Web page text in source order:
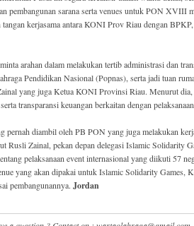
pembangunan sarana serta venues untuk PON XVIII
tangan kerjasama antara KONI Prov Riau dengan
arahan dalam melakukan tertib administrasi dan
Pendidikan Nasional (Popnas), serta jadi tuan
yang juga Ketua KONI Provinsi Riau. Menurut
transparansi keuangan berkaitan dengan
pernah diambil oleh PB PON yang juga melakukan
Rusli Zainal, pekan depan delegasi Islamic Solidarity
pelaksanaan event internasional yang diikuti 57
yang akan dipakai untuk Islamic Solidarity Games,
pembangunannya. Jordan